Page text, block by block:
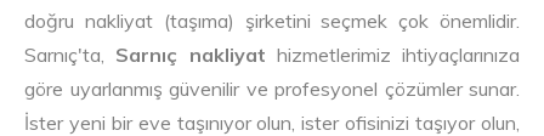
doğru nakliyat (taşıma) şirketini seçmek çok önemlidir.
Sarnıç'ta, Sarnıç nakliyat hizmetlerimiz ihtiyaçlarınıza
göre uyarlanmış güvenilir ve profesyonel çözümler sunar.
İster yeni bir eve taşınıyor olun, ister ofisinizi taşıyor olun,